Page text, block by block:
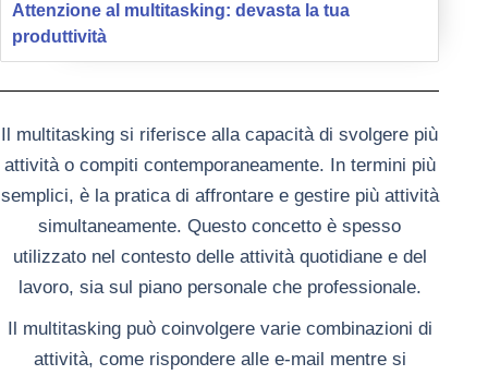
Attenzione al multitasking: devasta la tua
produttività
Il multitasking si riferisce alla capacità di svolgere più
attività o compiti contemporaneamente. In termini più
semplici, è la pratica di affrontare e gestire più attività
simultaneamente. Questo concetto è spesso
utilizzato nel contesto delle attività quotidiane e del
lavoro, sia sul piano personale che professionale.
Il multitasking può coinvolgere varie combinazioni di
attività, come rispondere alle e-mail mentre si